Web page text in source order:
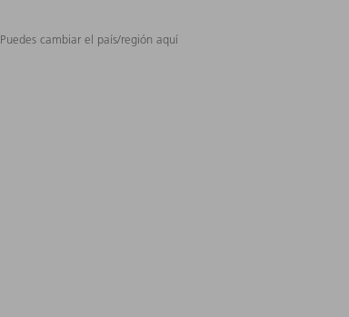
Puedes cambiar el país/región aquí